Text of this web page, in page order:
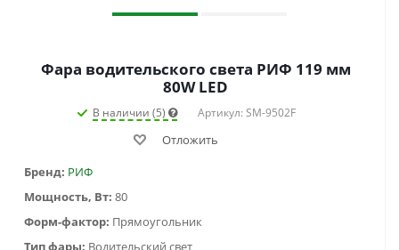
Фара водительского света РИФ 119 мм
80W LED
В наличии (5) Артикул: SM-9502F
Отложить
Бренд: РИФ
Мощность, Вт: 80
Форм-фактор: Прямоугольник
Тип фары: Водительский свет